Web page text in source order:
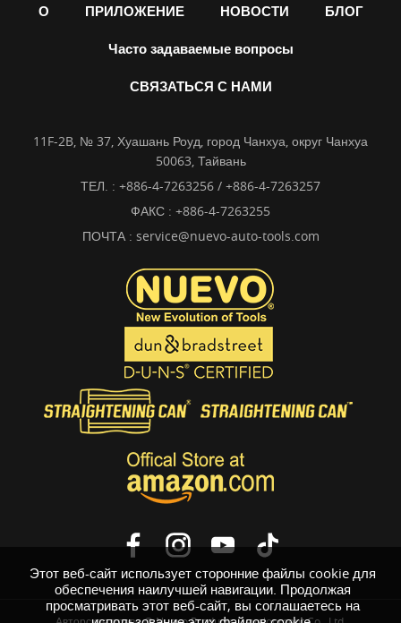
Этот веб-сайт использует сторонние файлы cookie для
обеспечения наилучшей навигации. Продолжая
просматривать этот веб-сайт, вы соглашаетесь на
О ПРИЛОЖЕНИЕ НОВОСТИ БЛОГ
Часто задаваемые вопросы
СВЯЗАТЬСЯ С НАМИ
11F-2B, № 37, Хуашань Роуд, город Чанхуа, округ Чанхуа
50063, Тайвань
ТЕЛ. : +886-4-7263256 / +886-4-7263257
ФАКС : +886-4-7263255
ПОЧТА : service@nuevo-auto-tools.com